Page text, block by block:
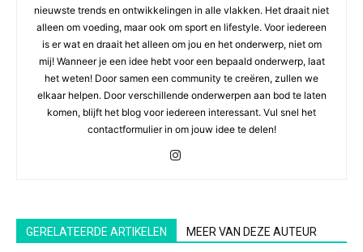
nieuwste trends en ontwikkelingen in alle vlakken. Het draait niet
alleen om voeding, maar ook om sport en lifestyle. Voor iedereen
is er wat en draait het alleen om jou en het onderwerp, niet om
mij! Wanneer je een idee hebt voor een bepaald onderwerp, laat
het weten! Door samen een community te creëren, zullen we
elkaar helpen. Door verschillende onderwerpen aan bod te laten
komen, blijft het blog voor iedereen interessant. Vul snel het
contactformulier in om jouw idee te delen!
GERELATEERDE ARTIKELEN MEER VAN DEZE AUTEUR